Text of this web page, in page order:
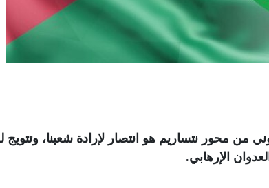
محور نتساريم هو انتصار لإرادة شعبنا، وتتويج
الإرهابي.